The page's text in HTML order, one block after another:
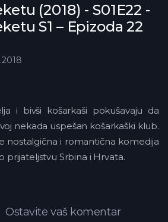
(2018) - S01E22 -
S1 – Epizoda 22
i bivši košarkaši pokušavaju da
nekada uspešan košarkaški klub.
nostalgična i romantična komedija
prijateljstvu Srbina i Hrvata.
Ostavite vaš komentar